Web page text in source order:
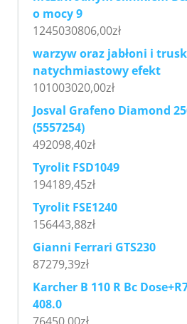
o mocy 9
1245030806,00zł
warzyw oraz jabłoni i
natychmiastowy efekt
101003020,00zł
Josval Grafeno Diamond
(5557254)
492098,40zł
Tyrolit FSD1049
194189,45zł
Tyrolit FSE1240
156443,88zł
Gianni Ferrari GTS230
87279,39zł
Karcher B 110 R Bc
408.0